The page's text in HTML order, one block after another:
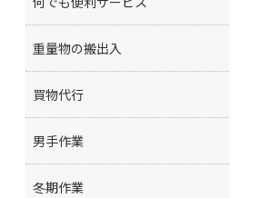
重量物の搬出入
買物代行
男手作業
冬期作業